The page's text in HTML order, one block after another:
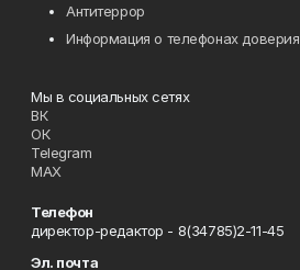
Антитеррор
Информация о телефонах доверия
Мы в социальных сетях
ВК
ОК
Telegram
MAX
Телефон
директор-редактор - 8(34785)2-11-45
Эл. почта